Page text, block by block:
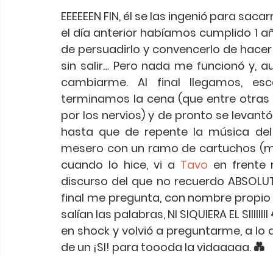
EEEEEEN FIN, él se las ingenió para
el día anterior habíamos cumplido 1
de persuadirlo y convencerlo de
sin salir… Pero nada me funcionó y,
cambiarme. Al final llegamos,
terminamos la cena (que entre
por los nervios) y de pronto se
hasta que de repente la música
mesero con un ramo de cartuchos
cuando lo hice, vi a Tavo en frente
discurso del que no recuerdo
final me pregunta, con nombre propio
salían las palabras, NI SIQUIERA EL
en shock y volvió a preguntarme, a
de un ¡SI! para toooda la vidaaaaa. 💑